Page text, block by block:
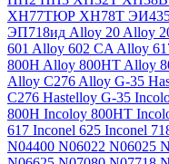
ХН77ТЮР ХН78Т
ЭП718ид Alloy 20 Alloy
601 Alloy 602 CA Alloy
800H Alloy 800HT Alloy
Alloy C276 Alloy G-35
C276 Hastelloy G-35
800H Incoloy 800HT
617 Inconel 625 Inconel
N04400 N06022 N06025